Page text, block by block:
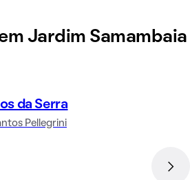
Jardim Samambaia
da Serra
Pellegrini